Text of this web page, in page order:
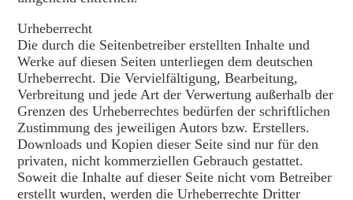
Urheberrecht
Die durch die Seitenbetreiber erstellten Inhalte und
Werke auf diesen Seiten unterliegen dem deutschen
Urheberrecht. Die Vervielfältigung, Bearbeitung,
Verbreitung und jede Art der Verwertung außerhalb der
Grenzen des Urheberrechtes bedürfen der schriftlichen
Zustimmung des jeweiligen Autors bzw. Erstellers.
Downloads und Kopien dieser Seite sind nur für den
privaten, nicht kommerziellen Gebrauch gestattet.
Soweit die Inhalte auf dieser Seite nicht vom Betreiber
erstellt wurden, werden die Urheberrechte Dritter